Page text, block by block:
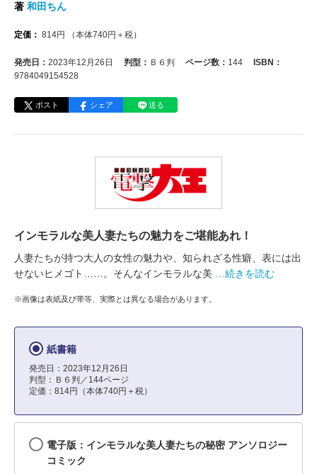
著 和田ちん
定価： 814円 （本体740円＋税）
発売日： 2023年12月26日 判型： Ｂ６判 ページ数： 144
ISBN：
9784049154528
ポスト シェア 送る
インモラルな美人妻たちの魅力をご堪能あれ！
人妻たちが持つ大人の女性の魅力や、知られざる性癖、表には出
せないヒメゴト……。そんなインモラルな美
…続きを読む
※画像は表紙及び帯等、実際とは異なる場合があります。
紙書籍
発売日：2023年12月26日
判型：Ｂ６判／144ページ
定価：814円（本体740円＋税）
電子版：インモラルな美人妻たちの秘密 アンソロジー
コミック